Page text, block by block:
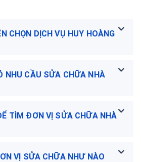
CHỌN DỊCH VỤ HUY HOÀNG
NHU CẦU SỬA CHỮA NHÀ
TÌM ĐƠN VỊ SỬA CHỮA NHÀ
VỊ SỬA CHỮA NHƯ NÀO